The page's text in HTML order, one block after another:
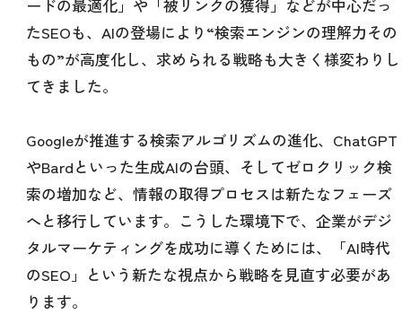
ードの最適化」や「被リンクの獲得」などが中心だっ
たSEOも、AIの登場により“検索エンジンの理解力その
もの”が高度化し、求められる戦略も大きく様変わりし
てきました。
Googleが推進する検索アルゴリズムの進化、ChatGPT
やBardといった生成AIの台頭、そしてゼロクリック検
索の増加など、情報の取得プロセスは新たなフェーズ
へと移行しています。こうした環境下で、企業がデジ
タルマーケティングを成功に導くためには、「AI時代
のSEO」という新たな視点から戦略を見直す必要があ
ります。